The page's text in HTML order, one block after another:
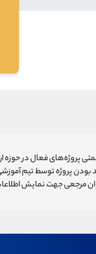
پروژه‌های فعال در حوزه
بودن پروژه توسط تیم
مرجعی جهت نمایش